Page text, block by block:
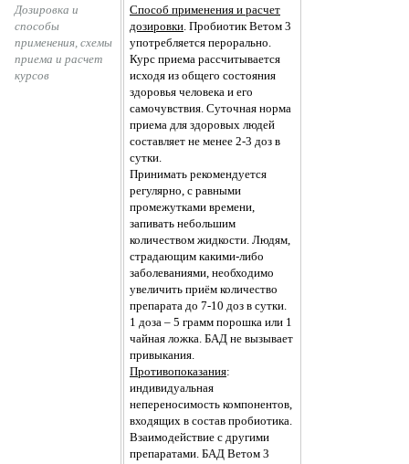
Дозировка и
способы
применения, схемы
приема и расчет
курсов
Способ применения и расчет
дозировки. Пробиотик Ветом 3
употребляется перорально.
Курс приема рассчитывается
исходя из общего состояния
здоровья человека и его
самочувствия. Суточная норма
приема для здоровых людей
составляет не менее 2-3 доз в
сутки.
Принимать рекомендуется
регулярно, с равными
промежутками времени,
запивать небольшим
количеством жидкости. Людям,
страдающим какими-либо
заболеваниями, необходимо
увеличить приём количество
препарата до 7-10 доз в сутки.
1 доза – 5 грамм порошка или 1
чайная ложка. БАД не вызывает
привыкания.
Противопоказания:
индивидуальная
непереносимость компонентов,
входящих в состав пробиотика.
Взаимодействие с другими
препаратами. БАД Ветом 3